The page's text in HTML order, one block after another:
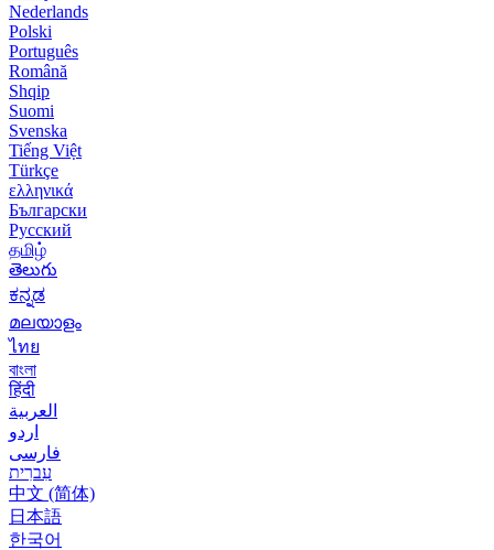
Nederlands
Polski
Português
Română
Shqip
Suomi
Svenska
Tiếng Việt
Türkçe
ελληνικά
Български
Русский
தமிழ்
తెలుగు
ಕನ್ನಡ
മലയാളം
ไทย
বাংলা
हिंदी
العربية
اردو
فارسی
עִברִית
中文 (简体)
日本語
한국어